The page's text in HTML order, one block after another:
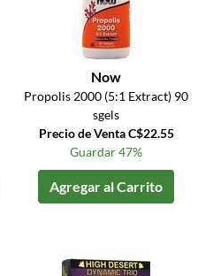
Now
Propolis 2000 (5:1 Extract) 90
sgels
Precio de Venta C$22.55
Guardar 47%
Agregar al Carrito